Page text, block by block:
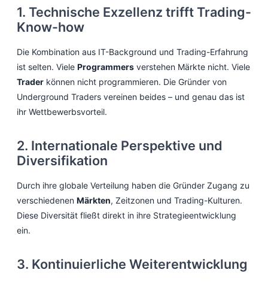
1. Technische Exzellenz trifft Trading-
Know-how
Die Kombination aus IT-Background und Trading-Erfahrung
ist selten. Viele Programmers verstehen Märkte nicht. Viele
Trader können nicht programmieren. Die Gründer von
Underground Traders vereinen beides – und genau das ist
ihr Wettbewerbsvorteil.
2. Internationale Perspektive und
Diversifikation
Durch ihre globale Verteilung haben die Gründer Zugang zu
verschiedenen Märkten, Zeitzonen und Trading-Kulturen.
Diese Diversität fließt direkt in ihre Strategieentwicklung
ein.
3. Kontinuierliche Weiterentwicklung